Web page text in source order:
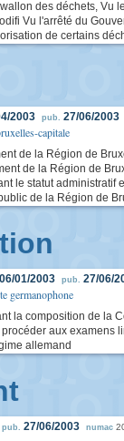
des déchets, Vu
Vu l'arrêté du
de certains
2003 pub. 27/06/2003
capitale
de la Région de
de la Région de
le statut administratif
de la Région de
06/01/2003 pub. 27/06/
germanophone
la composition de la
aux examens
allemand
pub. 27/06/2003 numac